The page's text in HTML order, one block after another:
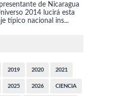
de Nicaragua
2014 lucirá esta
típico nacional ins...
2019 2020 2021
2025 2026 CIENCIA